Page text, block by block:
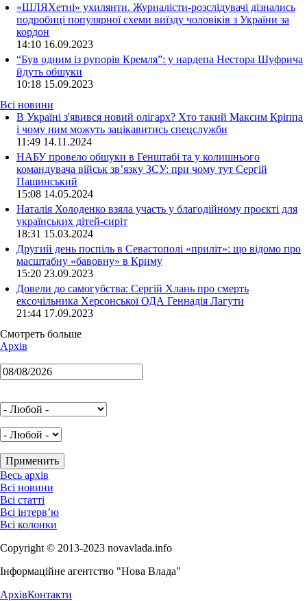
«ШЛЯХетні» ухилянти. Журналісти-розслідувачі дізнались
подробиці популярної схеми виїзду чоловіків з України за
кордон
14:10 16.09.2023
“Був одним із рупорів Кремля”: у нардепа Нестора Шуфрича
йдуть обшуки
10:18 15.09.2023
Всі новини
В Україні з'явився новий олігарх? Хто такий Максим Кріппа
і чому ним можуть зацікавитись спецслужби
11:49 14.11.2024
НАБУ провело обшуки в Генштабі та у колишнього
командувача військ зв’язку ЗСУ: при чому тут Сергій
Пашинський
15:08 14.05.2024
Наталія Холоденко взяла участь у благодійному проєкті для
українських дітей-сиріт
18:31 15.03.2024
Другий день поспіль в Севастополі «приліт»: що відомо про
масштабну «бавовну» в Криму
15:20 23.09.2023
Довели до самогубства: Сергій Хлань про смерть
ексочільника Херсонської ОДА Геннадія Лагути
21:44 17.09.2023
Смотреть больше
Архів
Весь архів
Всі новини
Всі статті
Всі інтерв’ю
Всі колонки
Copyright © 2013-2023 novavlada.info
Інформаційне агентство "Нова Влада"
АрхівКонтакти